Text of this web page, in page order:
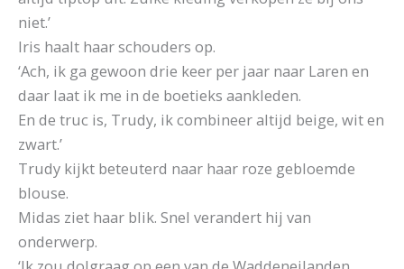
niet.’
Iris haalt haar schouders op.
‘Ach, ik ga gewoon drie keer per jaar naar Laren en
daar laat ik me in de boetieks aankleden.
En de truc is, Trudy, ik combineer altijd beige, wit en
zwart.’
Trudy kijkt beteuterd naar haar roze gebloemde
blouse.
Midas ziet haar blik. Snel verandert hij van
onderwerp.